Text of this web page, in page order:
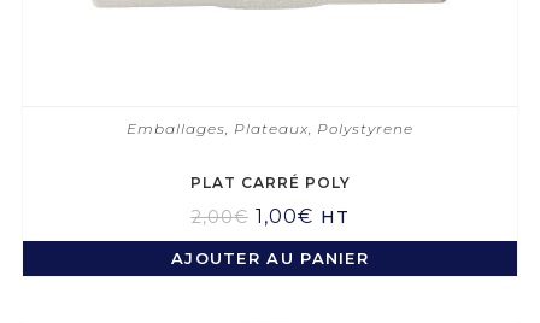
Emballages, Plateaux, Polystyrene
PLAT CARRÉ POLY
2,00€ 1,00€ HT
AJOUTER AU PANIER